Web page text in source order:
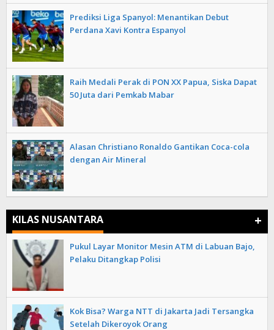
Prediksi Liga Spanyol: Menantikan Debut
Perdana Xavi Kontra Espanyol
Raih Medali Perak di PON XX Papua, Siska Dapat
50 Juta dari Pemkab Mabar
Alasan Christiano Ronaldo Gantikan Coca-cola
dengan Air Mineral
KILAS NUSANTARA +
Pukul Layar Monitor Mesin ATM di Labuan Bajo,
Pelaku Ditangkap Polisi
Kok Bisa? Warga NTT di Jakarta Jadi Tersangka
Setelah Dikeroyok Orang